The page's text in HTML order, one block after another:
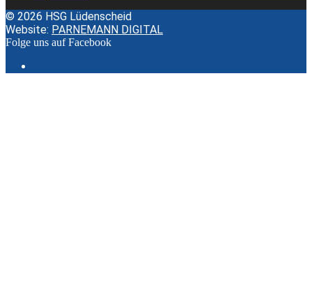
© 2026 HSG Lüdenscheid
Website: PARNEMANN DIGITAL
Folge uns auf Facebook